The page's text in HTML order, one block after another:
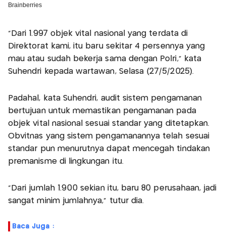
"Dari 1.997 objek vital nasional yang terdata di
Direktorat kami, itu baru sekitar 4 persennya yang
mau atau sudah bekerja sama dengan Polri," kata
Suhendri kepada wartawan, Selasa (27/5/2025).
Padahal, kata Suhendri, audit sistem pengamanan
bertujuan untuk memastikan pengamanan pada
objek vital nasional sesuai standar yang ditetapkan.
Obvitnas yang sistem pengamanannya telah sesuai
standar pun menurutnya dapat mencegah tindakan
premanisme di lingkungan itu.
"Dari jumlah 1.900 sekian itu, baru 80 perusahaan, jadi
sangat minim jumlahnya," tutur dia.
Baca Juga :